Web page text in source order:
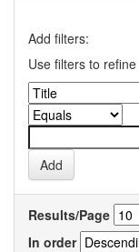
Add filters:
Use filters to
Results/Page
In order